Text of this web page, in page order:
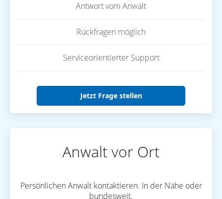
Antwort vom Anwalt
Rückfragen möglich
Serviceorientierter Support
Jetzt Frage stellen
Anwalt vor Ort
Persönlichen Anwalt kontaktieren. In der Nähe oder
bundesweit.